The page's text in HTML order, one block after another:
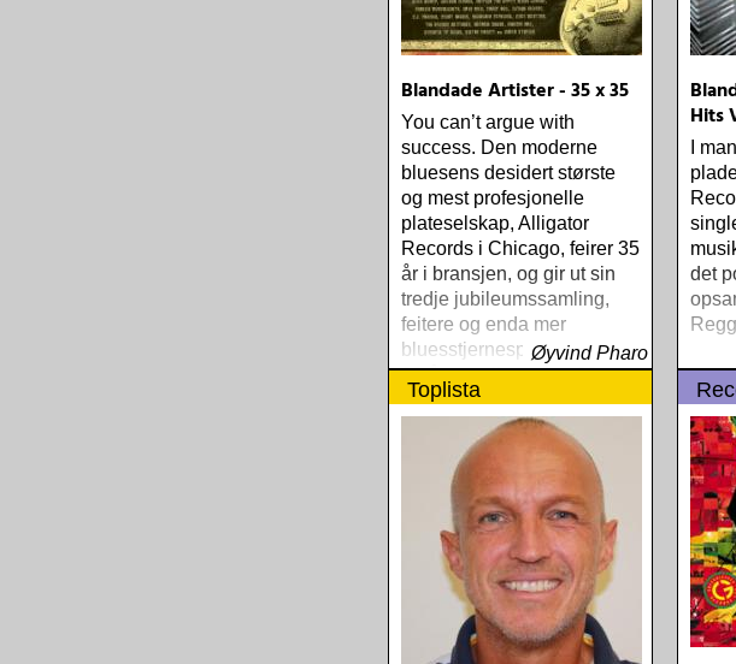
Blandade Artister - 35 x 35
You can’t argue with
success. Den moderne
bluesens desidert største
og mest profesjonelle
plateselskap, Alligator
Records i Chicago, feirer 35
år i bransjen, og gir ut sin
tredje jubileumssamling,
feitere og enda mer
bluesstjernespekket enn
30-årssamlingen og 20-
årssamlingen
Øyvind Pharo
Hits
I
det
Toplista